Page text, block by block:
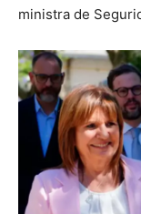
ministra de